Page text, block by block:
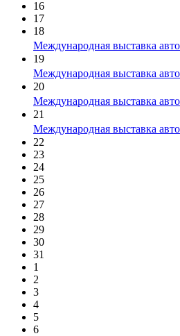
16
17
18
Международная выставка
19
Международная выставка
20
Международная выставка
21
Международная выставка
22
23
24
25
26
27
28
29
30
31
1
2
3
4
5
6